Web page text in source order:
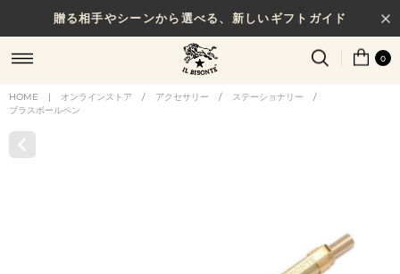
贈る相手やシーンから選べる、新しいギフトガイド
0
HOME | オンラインストア / アクセサリー / ステーショナリー
/
ブラスボールペン